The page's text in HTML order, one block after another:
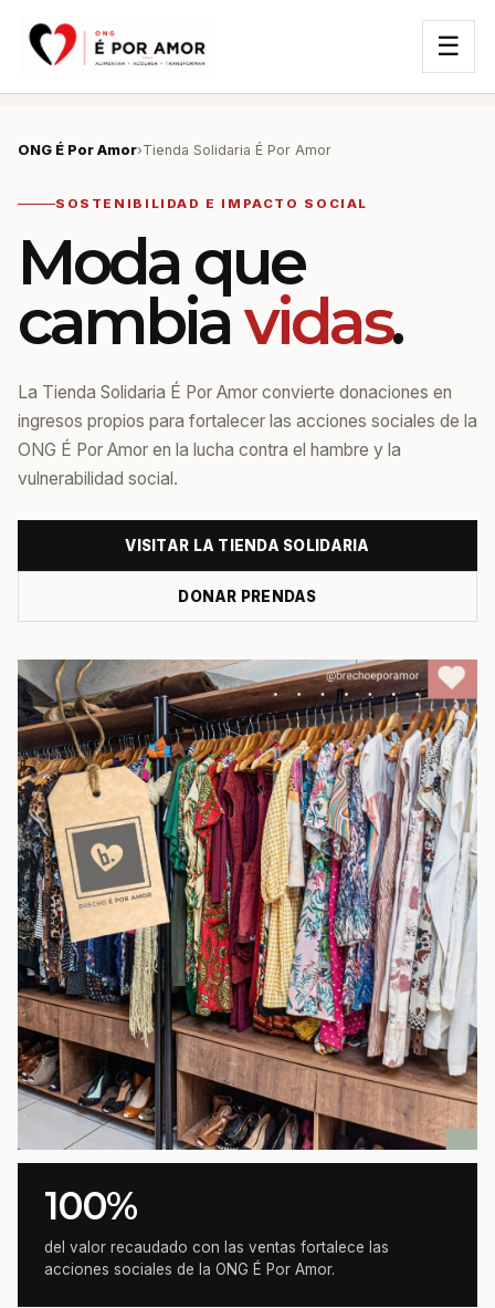
☰
ONG É Por Amor›Tienda Solidaria É Por Amor
SOSTENIBILIDAD E IMPACTO SOCIAL
Moda que
cambiavidas.
La Tienda Solidaria É Por Amor convierte donaciones en
ingresos propios para fortalecer las acciones sociales de la
ONG É Por Amor en la lucha contra el hambre y la
vulnerabilidad social.
VISITAR LA TIENDA SOLIDARIA
DONAR PRENDAS
100%
del valor recaudado con las ventas fortalece las
acciones sociales de la ONG É Por Amor.